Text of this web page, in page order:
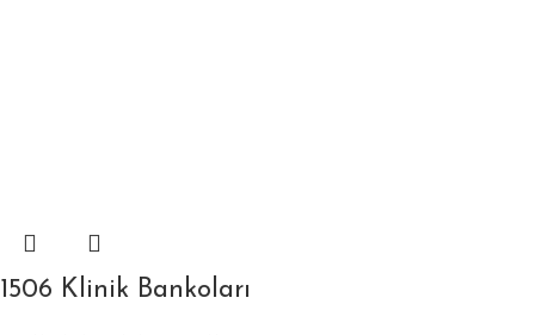
1506 Klinik Bankoları